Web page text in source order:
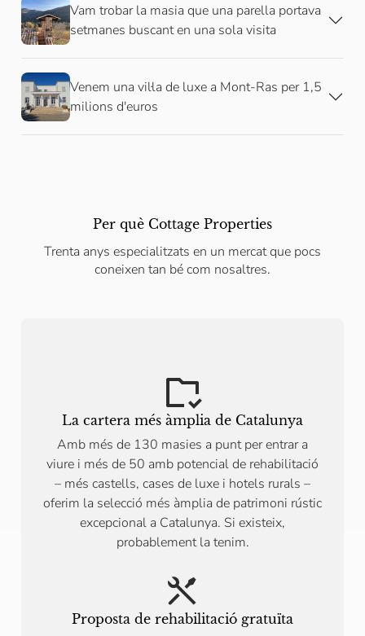
Vam trobar la masia que una parella portava
setmanes buscant en una sola visita
Venem una vil·la de luxe a Mont-Ras per 1,5
milions d'euros
Per què Cottage Properties
Trenta anys especialitzats en un mercat que pocs
coneixen tan bé com nosaltres.
La cartera més àmplia de Catalunya
Amb més de 130 masies a punt per entrar a
viure i més de 50 amb potencial de rehabilitació
– més castells, cases de luxe i hotels rurals –
oferim la selecció més àmplia de patrimoni rústic
excepcional a Catalunya. Si existeix,
probablement la tenim.
Proposta de rehabilitació gratuïta